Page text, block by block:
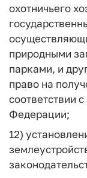
охотничьего
природными
парками, и
право на
соответствии
Федерации;
12)